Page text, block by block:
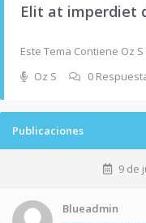
Elit at imperdiet
Este Tema Contiene Oz
Oz S
0
Publicaciones
9 de
Blueadmin